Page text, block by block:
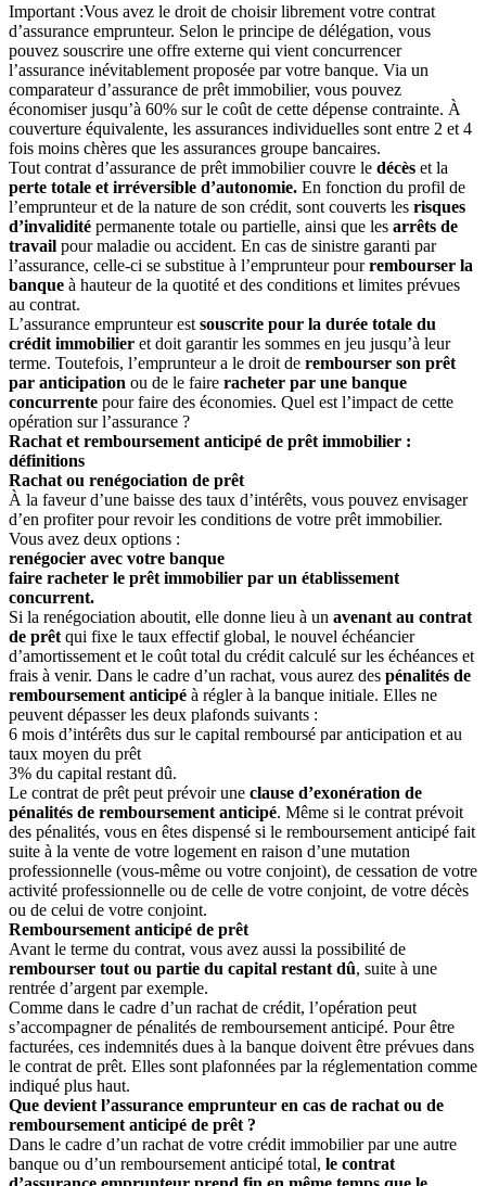
Important :Vous avez le droit de choisir librement votre contrat
d’assurance emprunteur. Selon le principe de délégation, vous
pouvez souscrire une offre externe qui vient concurrencer
l’assurance inévitablement proposée par votre banque. Via un
comparateur d’assurance de prêt immobilier, vous pouvez
économiser jusqu’à 60% sur le coût de cette dépense contrainte. À
couverture équivalente, les assurances individuelles sont entre 2 et 4
fois moins chères que les assurances groupe bancaires.
Tout contrat d’assurance de prêt immobilier couvre le décès et la
perte totale et irréversible d’autonomie. En fonction du profil de
l’emprunteur et de la nature de son crédit, sont couverts les risques
d’invalidité permanente totale ou partielle, ainsi que les arrêts de
travail pour maladie ou accident. En cas de sinistre garanti par
l’assurance, celle-ci se substitue à l’emprunteur pourrembourser la
banque à hauteur de la quotité et des conditions et limites prévues
au contrat.
L’assurance emprunteur est souscrite pour la durée totale du
crédit immobilier et doit garantir les sommes en jeu jusqu’à leur
terme. Toutefois, l’emprunteur a le droit de rembourser son prêt
par anticipation ou de le faire racheter par une banque
concurrente pour faire des économies. Quel est l’impact de cette
opération sur l’assurance ?
Rachat et remboursement anticipé de prêt immobilier :
définitions
Rachat ou renégociation de prêt
À la faveur d’une baisse des taux d’intérêts, vous pouvez envisager
d’en profiter pour revoir les conditions de votre prêt immobilier.
Vous avez deux options :
renégocier avec votre banque
faire racheter le prêt immobilier par un établissement
concurrent.
Si la renégociation aboutit, elle donne lieu à un avenant au contrat
de prêt qui fixe le taux effectif global, le nouvel échéancier
d’amortissement et le coût total du crédit calculé sur les échéances et
frais à venir. Dans le cadre d’un rachat, vous aurez des pénalités de
remboursement anticipé à régler à la banque initiale. Elles ne
peuvent dépasser les deux plafonds suivants :
6 mois d’intérêts dus sur le capital remboursé par anticipation et au
taux moyen du prêt
3% du capital restant dû.
Le contrat de prêt peut prévoir une clause d’exonération de
pénalités de remboursement anticipé. Même si le contrat prévoit
des pénalités, vous en êtes dispensé si le remboursement anticipé fait
suite à la vente de votre logement en raison d’une mutation
professionnelle (vous-même ou votre conjoint), de cessation de votre
activité professionnelle ou de celle de votre conjoint, de votre décès
ou de celui de votre conjoint.
Remboursement anticipé de prêt
Avant le terme du contrat, vous avez aussi la possibilité de
rembourser tout ou partie du capital restant dû, suite à une
rentrée d’argent par exemple.
Comme dans le cadre d’un rachat de crédit, l’opération peut
s’accompagner de pénalités de remboursement anticipé. Pour être
facturées, ces indemnités dues à la banque doivent être prévues dans
le contrat de prêt. Elles sont plafonnées par la réglementation comme
indiqué plus haut.
Que devient l’assurance emprunteur en cas de rachat ou de
remboursement anticipé de prêt ?
Dans le cadre d’un rachat de votre crédit immobilier par une autre
banque ou d’un remboursement anticipé total, le contrat